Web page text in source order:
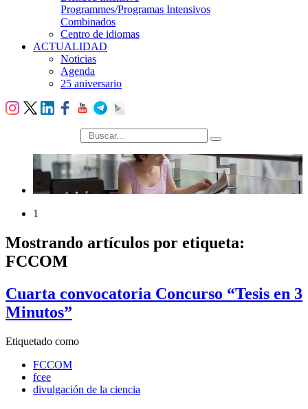
Programmes/Programas Intensivos
Combinados
Centro de idiomas
ACTUALIDAD
Noticias
Agenda
25 aniversario
búsqueda
1
Mostrando artículos por etiqueta:
FCCOM
Cuarta convocatoria Concurso “Tesis en 3
Minutos”
Etiquetado como
FCCOM
fcee
divulgación de la ciencia